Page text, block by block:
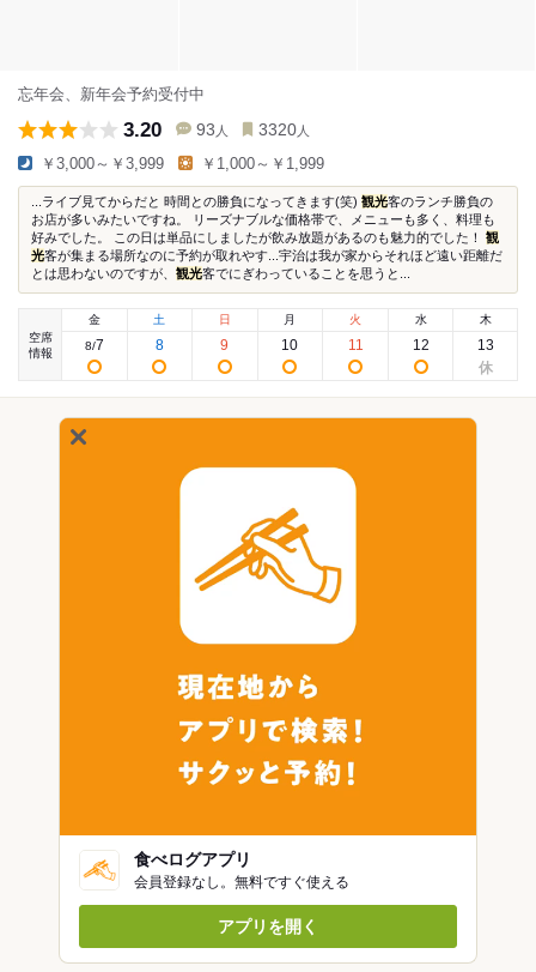
忘年会、新年会予約受付中
3.20 93 人 3320 人
￥3,000～￥3,999 ￥1,000～￥1,999
...ライブ見てからだと 時間との勝負になってきます(笑) 観光客のランチ勝負の
お店が多いみたいですね。 リーズナブルな価格帯で、メニューも多く、料理も
好みでした。 この日は単品にしましたが飲み放題があるのも魅力的でした！ 観
光客が集まる場所なのに予約が取れやす...宇治は我が家からそれほど遠い距離だ
とは思わないのですが、 観光客でにぎわっていることを思うと...
空席
情報
金
8/7
土
8
日
9
月
10
火
11
水
12
木
13
食べログアプリ
会員登録なし。無料ですぐ使える
アプリを開く